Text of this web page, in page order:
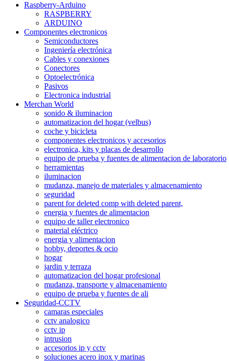
Raspberry-Arduino
RASPBERRY
ARDUINO
Componentes electronicos
Semiconductores
Ingeniería electrónica
Cables y conexiones
Conectores
Optoelectrónica
Pasivos
Electronica industrial
Merchan World
sonido & iluminacion
automatizacion del hogar (velbus)
coche y bicicleta
componentes electronicos y accesorios
electronica, kits y placas de desarrollo
equipo de prueba y fuentes de alimentacion de laboratorio
herramientas
iluminacion
mudanza, manejo de materiales y almacenamiento
seguridad
parent for deleted comp with deleted parent,
energia y fuentes de alimentacion
equipo de taller electronico
material eléctrico
energia y alimentacion
hobby, deportes & ocio
hogar
jardin y terraza
automatizacion del hogar profesional
mudanza, transporte y almacenamiento
equipo de prueba y fuentes de ali
Seguridad-CCTV
camaras especiales
cctv analogico
cctv ip
intrusion
accesorios ip y cctv
soluciones acero inox y marinas